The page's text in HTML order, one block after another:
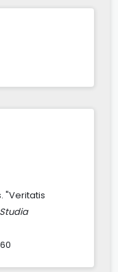
"Veritatis
Studia